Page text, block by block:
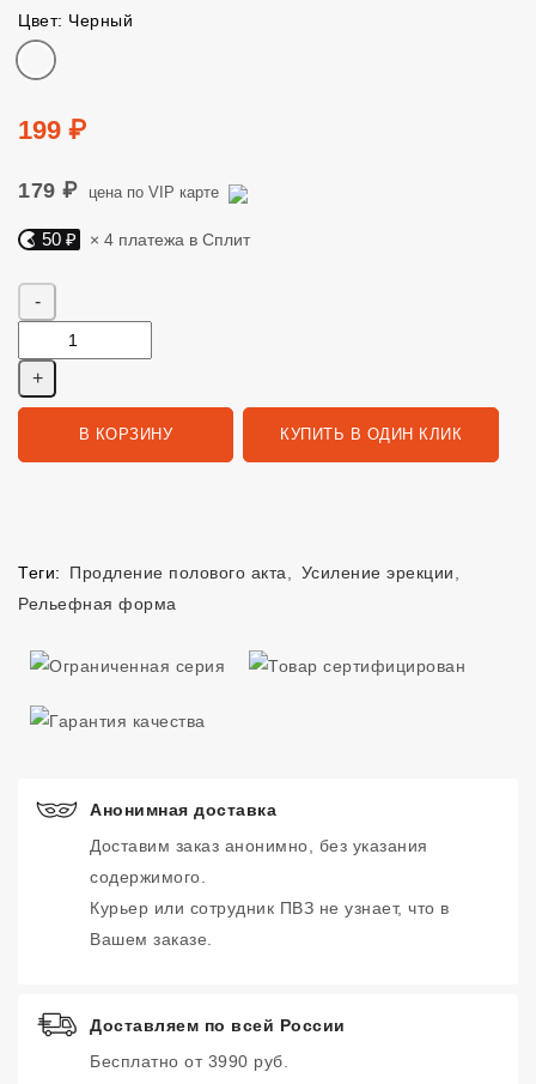
Цвет: Черный
Цвет
Цена
199 ₽
179 ₽ цена по VIP карте
Яндекс Сплит. 50 руб, 4 платежа в Сплит
50 ₽ × 4 платежа в Сплит
В КОРЗИНУ КУПИТЬ В ОДИН КЛИК
Теги: Продление полового акта Усиление эрекции
Рельефная форма
Анонимная доставка
Доставим заказ анонимно, без указания
содержимого.
Курьер или сотрудник ПВЗ не узнает, что в
Вашем заказе.
Доставляем по всей России
Бесплатно от 3990 руб.